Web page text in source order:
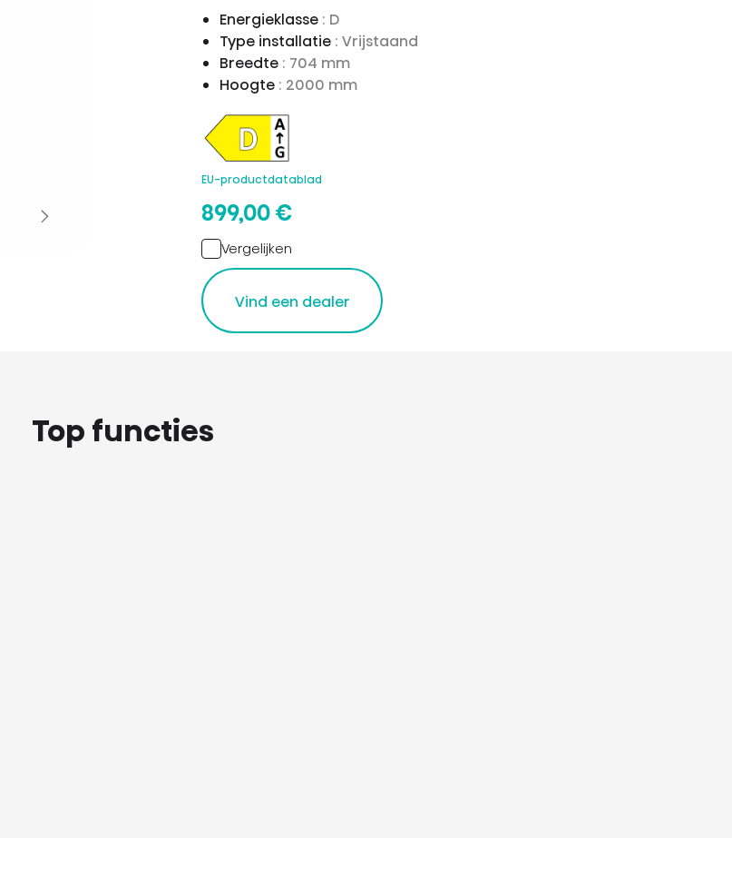
Energieklasse : D
Type installatie : Vrijstaand
Breedte : 704 mm
Hoogte : 2000 mm
EU-productdatablad
899,00 €
Vergelijken
Vind een dealer
Top functies